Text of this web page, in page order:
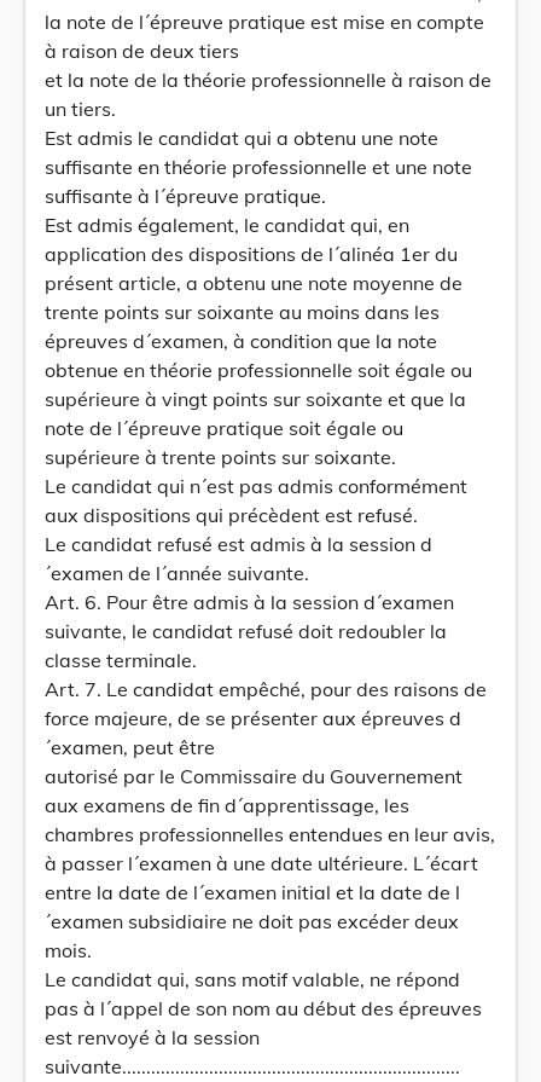
la note de l´épreuve pratique est mise en compte
à raison de deux tiers
et la note de la théorie professionnelle à raison de
un tiers.
Est admis le candidat qui a obtenu une note
suffisante en théorie professionnelle et une note
suffisante à l´épreuve pratique.
Est admis également, le candidat qui, en
application des dispositions de l´alinéa 1er du
présent article, a obtenu une note moyenne de
trente points sur soixante au moins dans les
épreuves d´examen, à condition que la note
obtenue en théorie professionnelle soit égale ou
supérieure à vingt points sur soixante et que la
note de l´épreuve pratique soit égale ou
supérieure à trente points sur soixante.
Le candidat qui n´est pas admis conformément
aux dispositions qui précèdent est refusé.
Le candidat refusé est admis à la session d
´examen de l´année suivante.
Art. 6. Pour être admis à la session d´examen
suivante, le candidat refusé doit redoubler la
classe terminale.
Art. 7. Le candidat empêché, pour des raisons de
force majeure, de se présenter aux épreuves d
´examen, peut être
autorisé par le Commissaire du Gouvernement
aux examens de fin d´apprentissage, les
chambres professionnelles entendues en leur avis,
à passer l´examen à une date ultérieure. L´écart
entre la date de l´examen initial et la date de l
´examen subsidiaire ne doit pas excéder deux
mois.
Le candidat qui, sans motif valable, ne répond
pas à l´appel de son nom au début des épreuves
est renvoyé à la session
suivante......................................................................